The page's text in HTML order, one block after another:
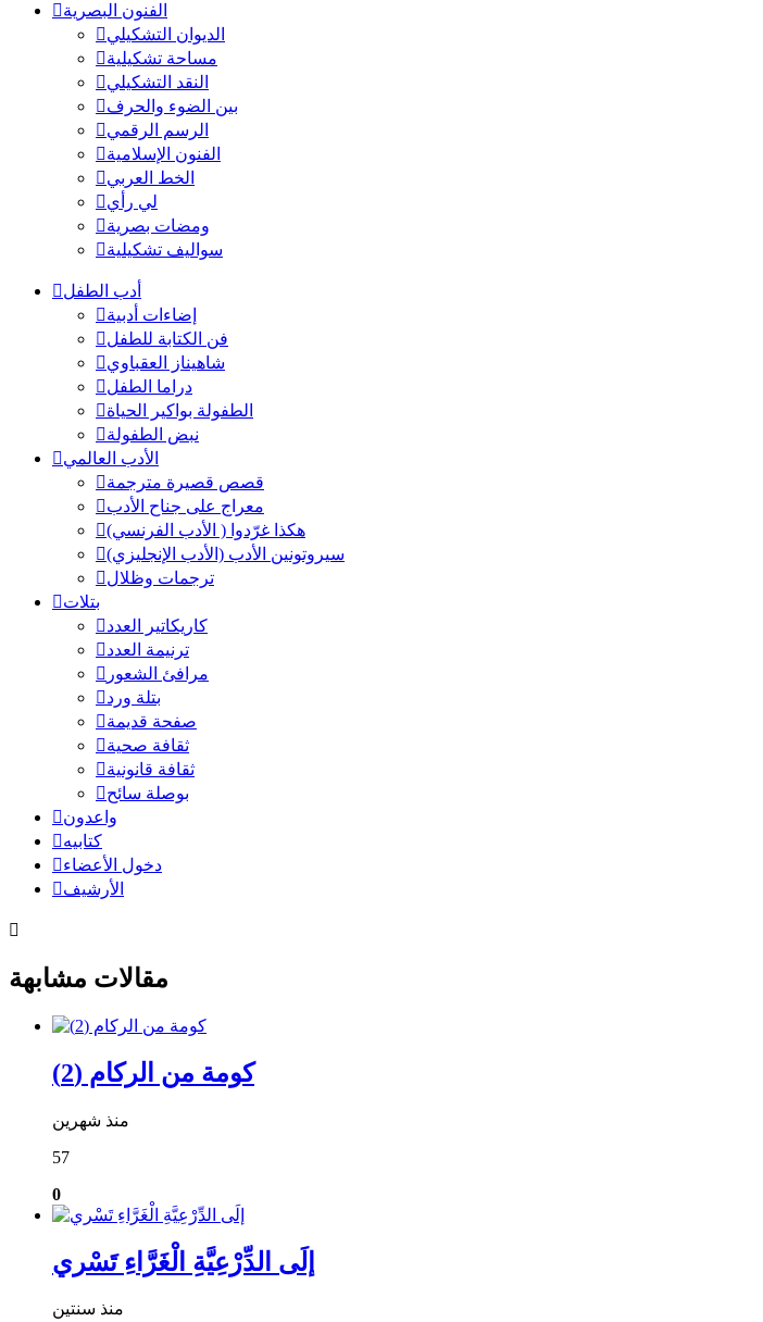
الفنون البصرية
الديوان التشكيلي
مساحة تشكيلية
النقد التشكيلي
بين الضوء والحرف
الرسم الرقمي
الفنون الإسلامية
الخط العربي
لي رأي
ومضات بصرية
سواليف تشكيلية
أدب الطفل
إضاءات أدبية
فن الكتابة للطفل
شاهيناز العقباوي
دراما الطفل
الطفولة بواكير الحياة
نبض الطفولة
الأدب العالمي
قصص قصيرة مترجمة
معراج على جناح الأدب
هكذا غرّدوا ( الأدب الفرنسي)
سيروتونين الأدب (الأدب الإنجليزي)
ترجمات وظلال
بتلات
كاريكاتير العدد
ترنيمة العدد
مرافئ الشعور
بتلة ورد
صفحة قديمة
ثقافة صحية
ثقافة قانونية
بوصلة سائح
واعدون
كتابيه
دخول الأعضاء
الأرشيف
مقالات مشابهة
كومة من الركام (2)
منذ شهرين
57
0
إلَى الدِّرْعِيَّةِ الْغَرَّاءِ تَسْري
منذ سنتين